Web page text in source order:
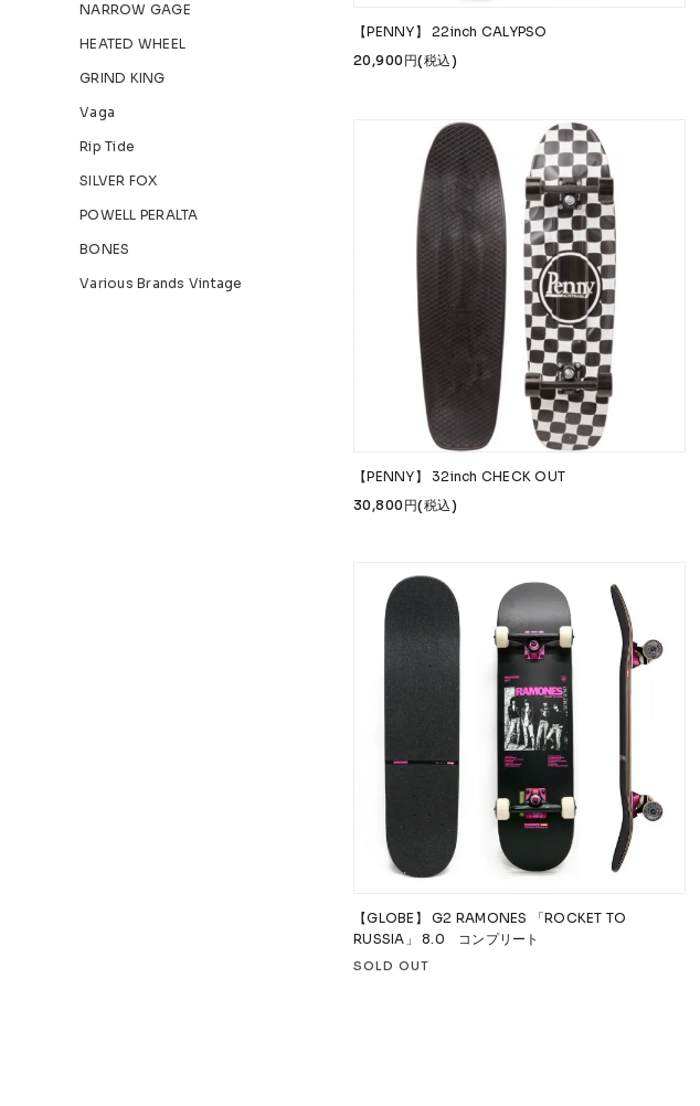
【PENNY】 22inch CALYPSO
20,900円(税込)
【PENNY】 32inch CHECK OUT
30,800円(税込)
【GLOBE】 G2 RAMONES 「ROCKET TO
RUSSIA」 8.0 コンプリート
SOLD OUT
NARROW GAGE
HEATED WHEEL
GRIND KING
Vaga
Rip Tide
SILVER FOX
POWELL PERALTA
BONES
Various Brands Vintage